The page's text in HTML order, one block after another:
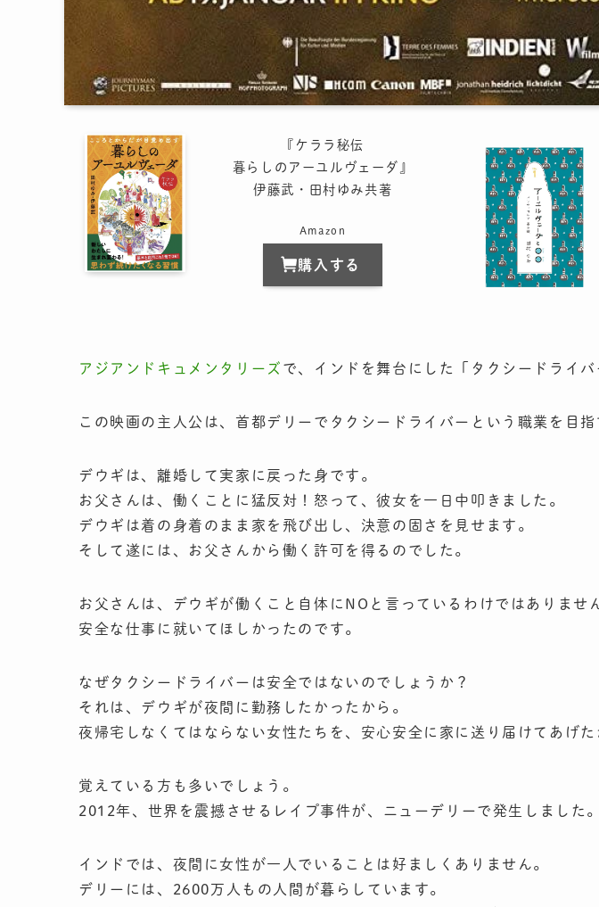
『ケララ秘伝
暮らしのアーユルヴェーダ』
伊藤武・田村ゆみ共著
Amazon
購入する
アジアンドキュメンタリーズ で、インドを舞台にした「タクシードライバ
この映画の主人公は、首都デリーでタクシードライバーという職業を目指
デウギは、離婚して実家に戻った身です。
お父さんは、働くことに猛反対！怒って、彼女を一日中叩きました。
デウギは着の身着のまま家を飛び出し、決意の固さを見せます。
そして遂には、お父さんから働く許可を得るのでした。
お父さんは、デウギが働くこと自体にNOと言っているわけではありませ
安全な仕事に就いてほしかったのです。
なぜタクシードライバーは安全ではないのでしょうか？
それは、デウギが夜間に勤務したかったから。
夜帰宅しなくてはならない女性たちを、安心安全に家に送り届けてあげた
覚えている方も多いでしょう。
2012年、世界を震撼させるレイプ事件が、ニューデリーで発生しました。
インドでは、夜間に女性が一人でいることは好ましくありません。
デリーには、2600万人もの人間が暮らしています。